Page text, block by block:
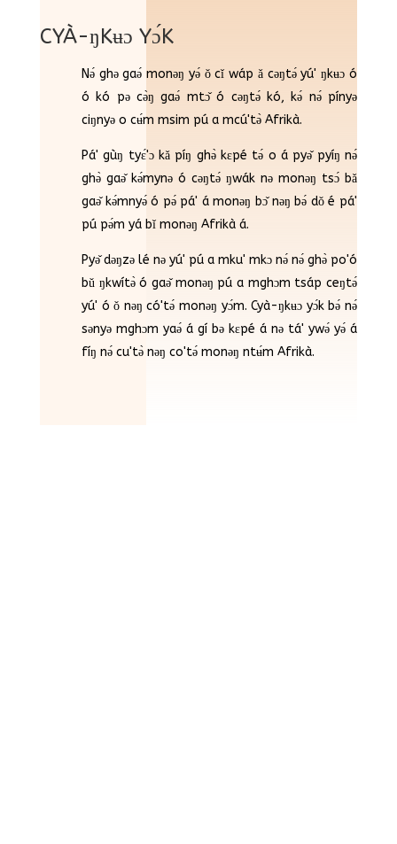
CYÀ-ŋKʉɔ Yɔ́K
Nə́ ghə gaə́ monəŋ yə́ ǒ cǐ wáp ǎ cəŋtə́ yú' ŋkʉɔ ó
ó kó pə cə̀ŋ gaə́ mtɔ̌ ó cəŋtə́ kó, kə́ nə́ pínyə
ciŋnyə o cʉ́m msim pú a mcú'tə̀ Afrikà.
Pá' gùŋ tyɛ́'ɔ kǎ píŋ ghə̀ kɛpé tə́ o á pyə̌ pyíŋ nə́
ghə̀ gaə̌ kə́mynə ó cəŋtə́ ŋwák nə monəŋ tsɔ́ bǎ
gaə̌ kə́mnyə́ ó pə́ pá' á monəŋ bɔ̌ nəŋ bə́ dǒ é pá'
pú pə́m yá bǐ monəŋ Afrikà á.
Pyə̌ dəŋzə lé nə yú' pú a mku' mkɔ nə́ nə́ ghə̀ po'ó
bǔ ŋkwítə̀ ó gaə̌ monəŋ pú a mghɔm tsáp ceŋtə́
yú' ó ǒ nəŋ có'tə́ monəŋ yɔ́m. Cyà-ŋkʉɔ yɔ́k bə́ nə́
sənyə mghɔm yaə́ á gí bə kɛpé á nə tá' ywə́ yə́ á
fíŋ nə́ cu'tə̀ nəŋ co'tə́ monəŋ ntʉ́m Afrikà.